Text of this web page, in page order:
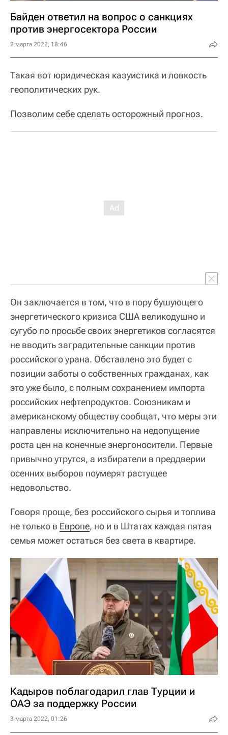
Байден ответил на вопрос о санкциях
против энергосектора России
2 марта 2022, 18:46
Такая вот юридическая казуистика и ловкость
геополитических рук.
Позволим себе сделать осторожный прогноз.
Он заключается в том, что в пору бушующего
энергетического кризиса США великодушно и
сугубо по просьбе своих энергетиков согласятся
не вводить заградительные санкции против
российского урана. Обставлено это будет с
позиции заботы о собственных гражданах, как
это уже было, с полным сохранением импорта
российских нефтепродуктов. Союзникам и
американскому обществу сообщат, что меры эти
направлены исключительно на недопущение
роста цен на конечные энергоносители. Первые
привычно утрутся, а избиратели в преддверии
осенних выборов поумерят растущее
недовольство.
Говоря проще, без российского сырья и топлива
не только в Европе, но и в Штатах каждая пятая
семья может остаться без света в квартире.
Кадыров поблагодарил глав Турции и
ОАЭ за поддержку России
3 марта 2022, 01:26